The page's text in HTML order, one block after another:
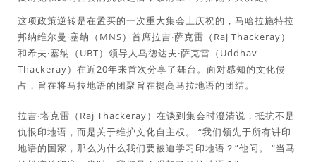
这项政策逆转是在孟买的一次重大集会上庆祝的，马哈拉施特拉
邦纳维尔曼·塞纳（MNS）首席拉吉·萨克雷（Raj Thackeray）
和希夫·塞纳（UBT）领导人乌德达夫·萨克雷（Uddhav
Thackeray）在近20年来首次分享了舞台。面对感知的文化侵
占，旨在将马拉地语的团聚旨在提高马拉地语的团结。
拉吉·塔克雷（Raj Thackeray）在谈到集会时澄清说，抵抗不是
仇恨印地语，而是关于维护文化自主权。 “我们领先于所有讲印
地语的国家，那么为什么我们要被迫学习印地语？”他问。 “当马